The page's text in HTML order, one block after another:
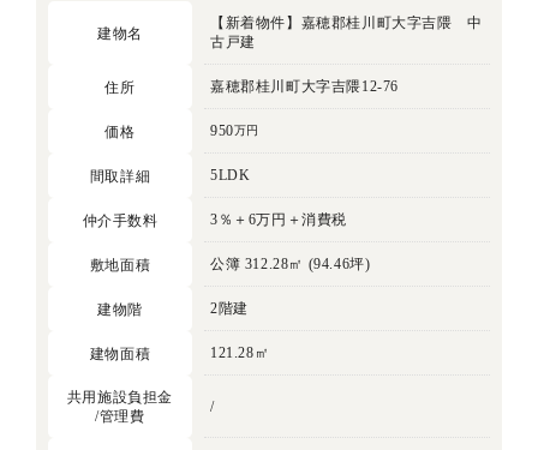
建物名
【新着物件】嘉穂郡桂川町大字吉隈 中
古戸建
住所 嘉穂郡桂川町大字吉隈12-76
価格 950万円
間取詳細 5LDK
仲介手数料 3％＋6万円＋消費税
敷地面積 公簿 312.28㎡ (94.46坪)
建物階 2階建
建物面積 121.28㎡
共用施設負担金
/管理費
/